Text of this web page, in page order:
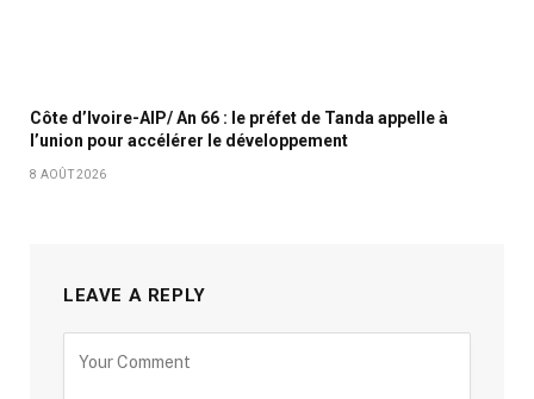
Côte d’Ivoire-AIP/ An 66 : le préfet de Tanda appelle à
l’union pour accélérer le développement
8 AOÛT 2026
LEAVE A REPLY